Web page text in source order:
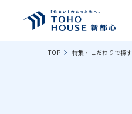
TOP 特集・こだわりで探す